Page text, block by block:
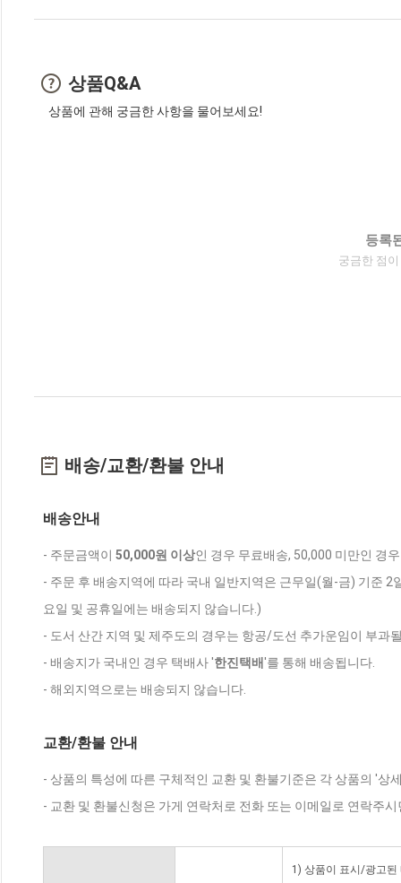
상품Q&A
상품에 관해 궁금한 사항을 물어보세요!
등록
궁금한 점
배송/교환/환불 안내
배송안내
- 주문금액이 50,000원 이상인 경우 무료배송, 50,000 미만인 경
- 주문 후 배송지역에 따라 국내 일반지역은 근무일(월-금) 기준
요일 및 공휴일에는 배송되지 않습니다.)
- 도서 산간 지역 및 제주도의 경우는 항공/도선 추가운임이 부과
- 배송지가 국내인 경우 택배사 '한진택배'를 통해 배송됩니다.
- 해외지역으로는 배송되지 않습니다.
교환/환불 안내
- 상품의 특성에 따른 구체적인 교환 및 환불기준은 각 상품의 '상
- 교환 및 환불신청은 가게 연락처로 전화 또는 이메일로 연락주
1) 상품이 표시/광고된